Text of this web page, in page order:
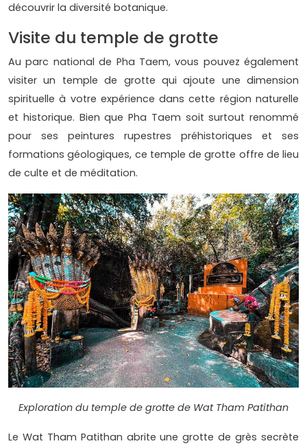
découvrir la diversité botanique.
Visite du temple de grotte
Au parc national de Pha Taem, vous pouvez également
visiter un temple de grotte qui ajoute une dimension
spirituelle à votre expérience dans cette région naturelle
et historique. Bien que Pha Taem soit surtout renommé
pour ses peintures rupestres préhistoriques et ses
formations géologiques, ce temple de grotte offre de lieu
de culte et de méditation.
Exploration du temple de grotte de Wat Tham Patithan
Le Wat Tham Patithan abrite une grotte de grès secrète